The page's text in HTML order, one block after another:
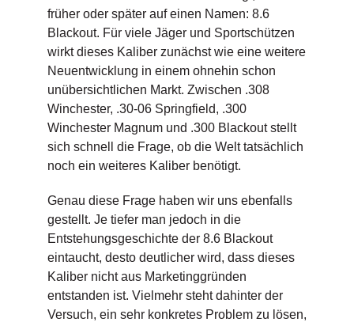
früher oder später auf einen Namen: 8.6
Blackout. Für viele Jäger und Sportschützen
wirkt dieses Kaliber zunächst wie eine weitere
Neuentwicklung in einem ohnehin schon
unübersichtlichen Markt. Zwischen .308
Winchester, .30-06 Springfield, .300
Winchester Magnum und .300 Blackout stellt
sich schnell die Frage, ob die Welt tatsächlich
noch ein weiteres Kaliber benötigt.
Genau diese Frage haben wir uns ebenfalls
gestellt. Je tiefer man jedoch in die
Entstehungsgeschichte der 8.6 Blackout
eintaucht, desto deutlicher wird, dass dieses
Kaliber nicht aus Marketinggründen
entstanden ist. Vielmehr steht dahinter der
Versuch, ein sehr konkretes Problem zu lösen,